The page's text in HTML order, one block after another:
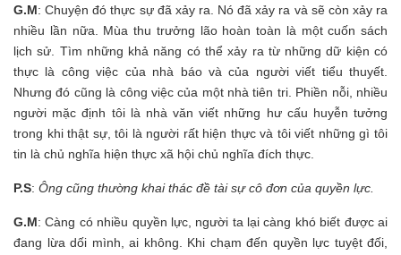
G.M: Chuyện đó thực sự đã xảy ra. Nó đã xảy ra và sẽ còn xảy ra
nhiều lần nữa. Mùa thu trưởng lão hoàn toàn là một cuốn sách
lịch sử. Tìm những khả năng có thể xảy ra từ những dữ kiện có
thực là công việc của nhà báo và của người viết tiểu thuyết.
Nhưng đó cũng là công việc của một nhà tiên tri. Phiền nỗi, nhiều
người mặc định tôi là nhà văn viết những hư cấu huyễn tưởng
trong khi thật sự, tôi là người rất hiện thực và tôi viết những gì tôi
tin là chủ nghĩa hiện thực xã hội chủ nghĩa đích thực.
P.S: Ông cũng thường khai thác đề tài sự cô đơn của quyền lực.
G.M: Càng có nhiều quyền lực, người ta lại càng khó biết được ai
đang lừa dối mình, ai không. Khi chạm đến quyền lực tuyệt đối,